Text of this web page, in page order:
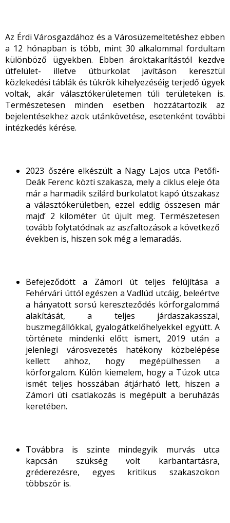
Az Érdi Városgazdához és a Városüzemeltetéshez ebben
a 12 hónapban is több, mint 30 alkalommal fordultam
különböző ügyekben. Ebben ároktakarítástól kezdve
útfelület- illetve útburkolat javításon keresztül
közlekedési táblák és tükrök kihelyezéséig terjedő ügyek
voltak, akár választókerületemen túli területeken is.
Természetesen minden esetben hozzátartozik az
bejelentésekhez azok utánkövetése, esetenként további
intézkedés kérése.
2023 őszére elkészült a Nagy Lajos utca Petőfi-
Deák Ferenc közti szakasza, mely a ciklus eleje óta
már a harmadik szilárd burkolatot kapó útszakasz
a választókerületben, ezzel eddig összesen már
majd’ 2 kilométer út újult meg. Természetesen
tovább folytatódnak az aszfaltozások a következő
években is, hiszen sok még a lemaradás.
Befejeződött a Zámori út teljes felújítása a
Fehérvári úttól egészen a Vadlúd utcáig, beleértve
a hányatott sorsú kereszteződés körforgalommá
alakítását, a teljes járdaszakasszal,
buszmegállókkal, gyalogátkelőhelyekkel együtt. A
története mindenki előtt ismert, 2019 után a
jelenlegi városvezetés hatékony közbelépése
kellett ahhoz, hogy megépülhessen a
körforgalom. Külön kiemelem, hogy a Túzok utca
ismét teljes hosszában átjárható lett, hiszen a
Zámori úti csatlakozás is megépült a beruházás
keretében.
Továbbra is szinte mindegyik murvás utca
kapcsán szükség volt karbantartásra,
gréderezésre, egyes kritikus szakaszokon
többször is.